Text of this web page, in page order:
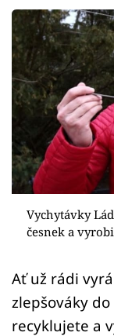
Zahrada
Design
Sledujte
Přihlášení
Sledujte nás
Vychytávky
česnek a
Ať už rádi
zlepšováky
recyklujete a